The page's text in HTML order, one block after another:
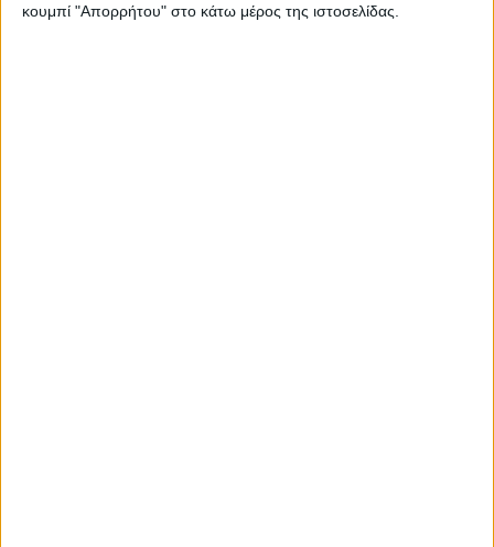
κουμπί "Απορρήτου" στο κάτω μέρος της ιστοσελίδας.